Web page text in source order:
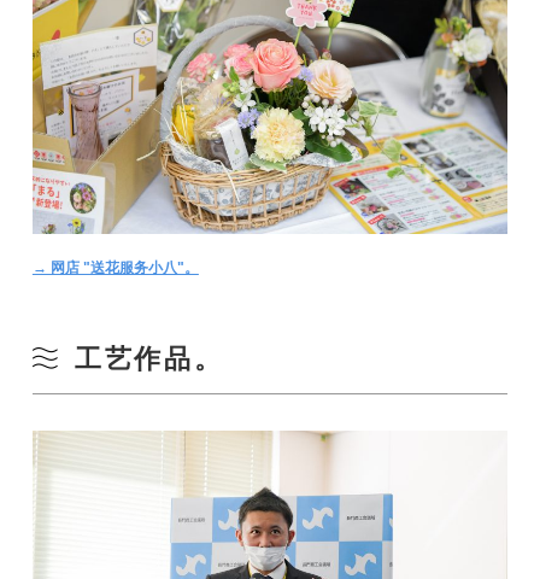
→ 网店 "送花服务小八"。
工艺作品。